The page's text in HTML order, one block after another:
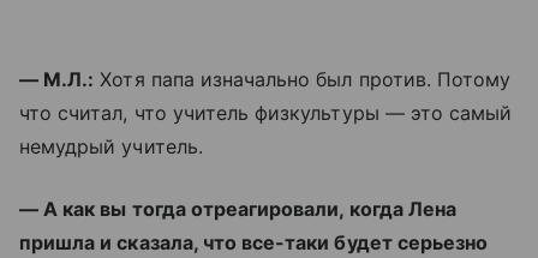
— М.Л.: Хотя папа изначально был против. Потому
что считал, что учитель физкультуры — это самый
немудрый учитель.
— А как вы тогда отреагировали, когда Лена
пришла и сказала, что все-таки будет серьезно